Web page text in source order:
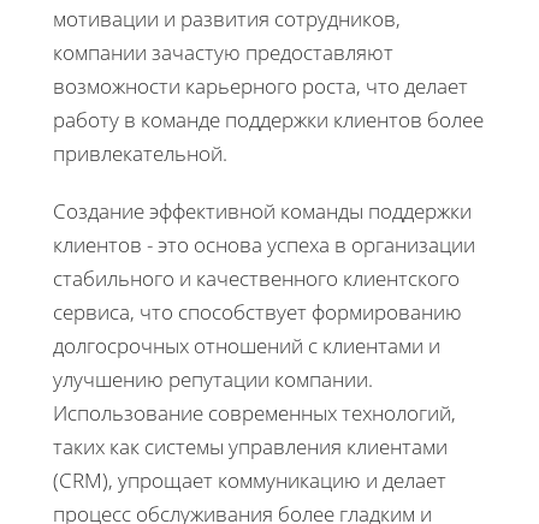
мотивации и развития сотрудников,
компании зачастую предоставляют
возможности карьерного роста, что делает
работу в команде поддержки клиентов более
привлекательной.
Создание эффективной команды поддержки
клиентов - это основа успеха в организации
стабильного и качественного клиентского
сервиса, что способствует формированию
долгосрочных отношений с клиентами и
улучшению репутации компании.
Использование современных технологий,
таких как системы управления клиентами
(CRM), упрощает коммуникацию и делает
процесс обслуживания более гладким и